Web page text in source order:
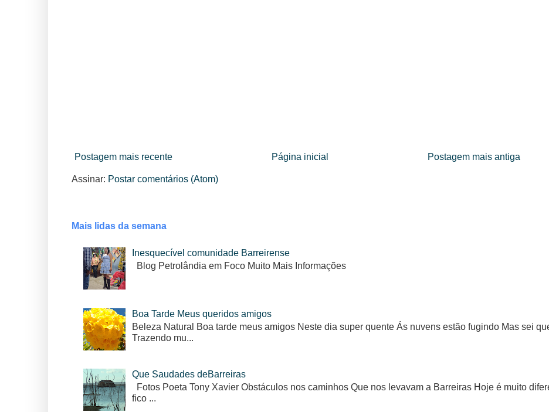
Postagem mais recente Postagem mais antiga
Página inicial
Assinar: Postar comentários (Atom)
Mais lidas da semana
Inesquecível comunidade Barreirense
Blog Petrolândia em Foco Muito Mais Informações
Boa Tarde Meus queridos amigos
Beleza Natural Boa tarde meus amigos Neste dia super quente Ás nuvens estão fugindo Mas sei
Trazendo mu...
Que Saudades deBarreiras
Fotos Poeta Tony Xavier Obstáculos nos caminhos Que nos levavam a Barreiras Hoje é muito
fico ...